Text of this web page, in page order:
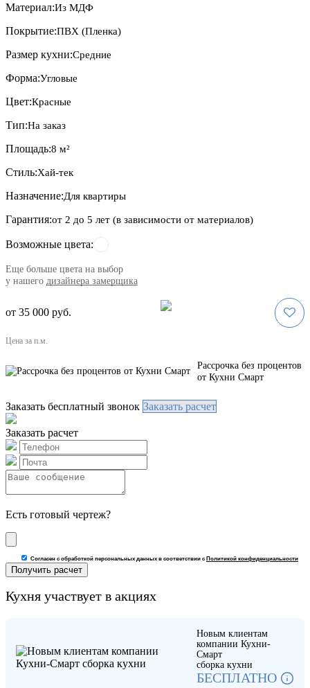
Материал:Из МДФ
Покрытие:ПВХ (Пленка)
Размер кухни:Средние
Форма:Угловые
Цвет:Красные
Тип:На заказ
Площадь:8 м²
Стиль:Хай-тек
Назначение:Для квартиры
Гарантия:от 2 до 5 лет (в зависимости от материалов)
Возможные цвета:
Eще больше цвета на выбор
у нашего дизайнера замерщика
от 35 000 руб.
Цена за п.м.
Рассрочка без процентов
от Кухни Смарт
Заказать бесплатный звонок Заказать расчет
Заказать расчет
Есть готовый чертеж?
Согласен с обработкой персональных данных в соответствии с Политикой конфиденциальности
Кухня участвует в акциях
Новым клиентам
компании Кухни-
Смарт
сборка кухни
БЕСПЛАТНО